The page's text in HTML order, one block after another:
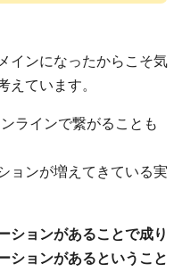
インになったからこそ気
えています。
ラインで繋がることも
ョンが増えてきている実
ションがあることで成り
ションがあるということ